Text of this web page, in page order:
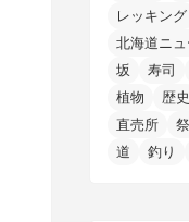
レッキング
北海道ニュ
坂
寿司
植物
歴史
直売所
道
釣り